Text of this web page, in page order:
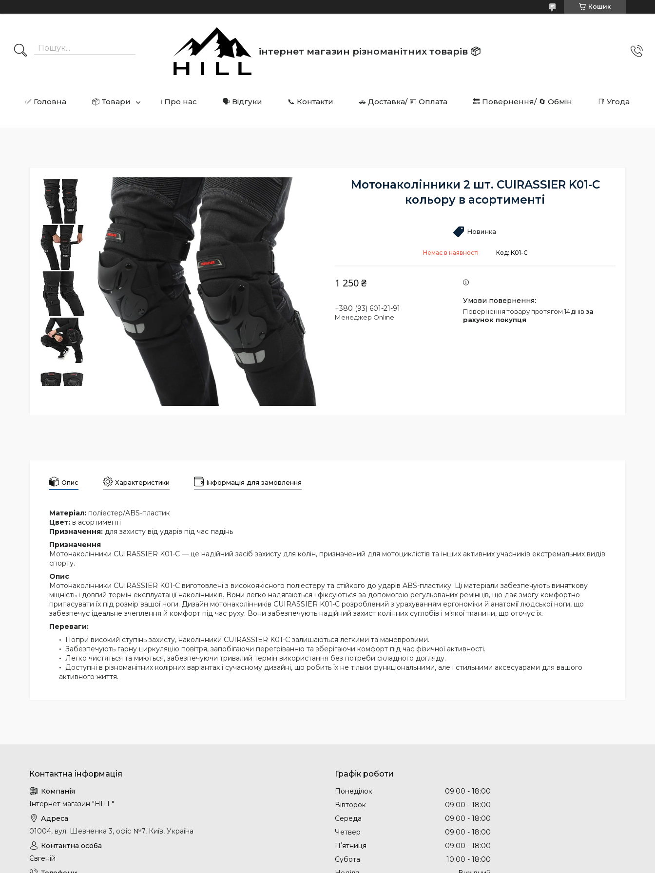
Кошик
інтернет магазин різноманітних товарів 📦️️️️️️
✅ Головна 📦 Товари ℹ️ Про нас 🗣️ Відгуки 📞 Контакти 🚗 Доставка/ 💴 Оплата 🔙 Повернення/ 🔄 Обмін 📑 Угода
Мотонаколінники 2 шт. CUIRASSIER K01-C
кольору в асортименті
Новинка
Немає в наявності Код: K01-C
1 250 ₴
+380 (93) 601-21-91
Менеджер Online
повернення товару протягом 14 днів за
рахунок покупця
Опис Характеристики Інформація для замовлення
Матеріал: поліестер/ABS-пластик
Цвет: в асортименті
Призначення: для захисту від ударів під час падінь
Призначення
Мотонаколінники CUIRASSIER K01-C — це надійний засіб захисту для колін, призначений для мотоциклістів та інших активних учасників екстремальних видів
спорту.
Опис
Мотонаколінники CUIRASSIER K01-C виготовлені з високоякісного поліестеру та стійкого до ударів ABS-пластику. Ці матеріали забезпечують виняткову
міцність і довгий термін експлуатації наколінників. Вони легко надягаються і фіксуються за допомогою регульованих ремінців, що дає змогу комфортно
припасувати їх під розмір вашої ноги. Дизайн мотонаколінників CUIRASSIER K01-C розроблений з урахуванням ергономіки й анатомії людської ноги, що
забезпечує ідеальне зчеплення й комфорт під час руху. Вони забезпечують надійний захист колінних суглобів і м'якої тканини, що оточує їх.
Переваги:
Попри високий ступінь захисту, наколінники CUIRASSIER K01-C залишаються легкими та маневровими.
Забезпечують гарну циркуляцію повітря, запобігаючи перегріванню та зберігаючи комфорт під час фізичної активності.
Легко чистяться та миються, забезпечуючи тривалий термін використання без потреби складного догляду.
Доступні в різноманітних колірних варіантах і сучасному дизайні, що робить їх не тільки функціональними, але і стильними аксесуарами для вашого
активного життя.
Інтернет магазин "HILL"
01004, вул. Шевченка 3, офіс №7, Київ, Україна
Євгеній
Графік роботи
Понеділок 09:00
18:00
Вівторок
09:00
18:00
Середа
09:00
18:00
Четвер
09:00
18:00
Пʼятниця
09:00
18:00
Субота
10:00
18:00